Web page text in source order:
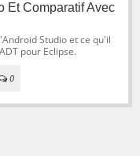
Et Comparatif Avec
Studio et ce qu'il
pour Eclipse.
0